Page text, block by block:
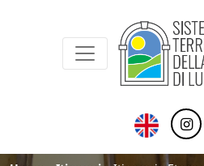
Sistema Museale